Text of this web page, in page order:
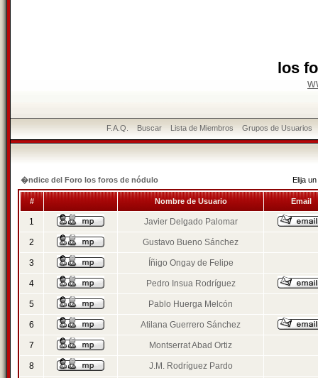
los
F.A.Q. Buscar Lista de Miembros Grupos de Usuarios
�ndice del Foro los foros de nódulo Elija
# Nombre de Usuario Email
1 Javier Delgado Palomar
2 Gustavo Bueno Sánchez
3 Íñigo Ongay de Felipe
4 Pedro Insua Rodríguez
5 Pablo Huerga Melcón
6 Atilana Guerrero Sánchez
7 Montserrat Abad Ortiz
8 J.M. Rodríguez Pardo